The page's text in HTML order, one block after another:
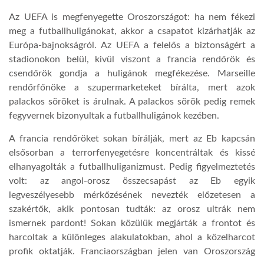
Az UEFA is megfenyegette Oroszországot: ha nem fékezi
meg a futballhuligánokat, akkor a csapatot kizárhatják az
Európa-bajnokságról. Az UEFA a felelős a biztonságért a
stadionokon belül, kivül viszont a francia rendőrök és
csendőrök gondja a huligánok megfékezése. Marseille
rendőrfőnöke a szupermarketeket bírálta, mert azok
palackos söröket is árulnak. A palackos sörök pedig remek
fegyvernek bizonyultak a futballhuligánok kezében.
A francia rendőröket sokan bírálják, mert az Eb kapcsán
elsősorban a terrorfenyegetésre koncentráltak és kissé
elhanyagolták a futballhuliganizmust. Pedig figyelmeztetés
volt: az angol-orosz összecsapást az Eb egyik
legveszélyesebb mérkőzésének nevezték előzetesen a
szakértők, akik pontosan tudták: az orosz ultrák nem
ismernek pardont! Sokan közülük megjárták a frontot és
harcoltak a különleges alakulatokban, ahol a közelharcot
profik oktatják. Franciaországban jelen van Oroszország